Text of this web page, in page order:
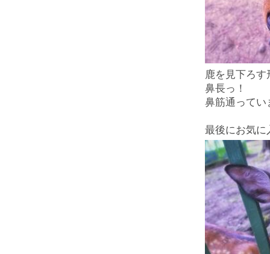
鹿を見下ろす
鼻長っ！
鼻筋通ってい
最後にお気に